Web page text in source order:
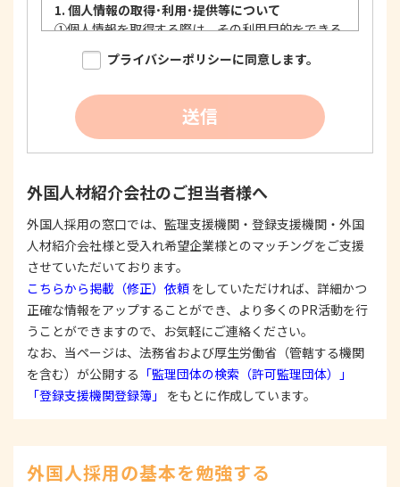
1. 個人情報の取得･利用･提供等について
①個人情報を取得する際は、その利用目的をできる
限り明確に特定し、その目的達成に必要な限度に
おいて適法かつ公正な手段を用い、同意を得て取
個人情報を利用する際は、本人に明示、通知、ま
たは公表した利用目的の範囲内に限定し、それに
反する目的外利用を行なわないための措置を講じ
する際は、本人が同意を与えた利用目的の範囲内
で、適法にこれを行います。
2. 安全対策の実施について
個人情報の正確性およびその利用の安全性を確保す
るため、情報セキュリティ対策を始めとする安全措
置を構築し、個人情報への不正アクセス、個人情報
の漏洩、滅失または毀損等の的確な防止とセキュリ
ティの是正に努めます。
3. 苦情および相談等に対する適正な対応について
本人からの苦情および相談があった場合には、適切
示、訂正、削除、または利用もしくは提供の停止等
を求められたときは、適法かつ遅滞なく応じます。
プライバシーポリシーに同意します。
送信
外国人材紹介会社のご担当者様へ
外国人採用の窓口では、監理支援機関・登録支援機関・外国
人材紹介会社様と受入れ希望企業様とのマッチングをご支援
させていただいております。
こちらから掲載（修正）依頼 をしていただければ、詳細かつ
正確な情報をアップすることができ、より多くのPR活動を行
うことができますので、お気軽にご連絡ください。
なお、当ページは、法務省および厚生労働省（管轄する機関
を含む）が公開する 「監理団体の検索（許可監理団体）」
「登録支援機関登録簿」
をもとに作成しています。
外国人採用の基本を勉強する